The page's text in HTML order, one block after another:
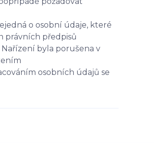
o osobní údaje, které
právních předpisů
byla porušena v
osobních údajů se